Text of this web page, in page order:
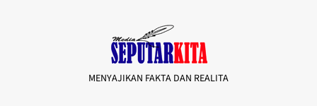
MENYAJIKAN FAKTA DAN REALITA